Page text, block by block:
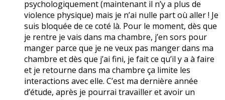
psychologiquement (maintenant il n’y a plus de
violence physique) mais je n’ai nulle part où aller ! Je
suis bloquée de ce coté là. Pour le moment, dès que
je rentre je vais dans ma chambre, j’en sors pour
manger parce que je ne veux pas manger dans ma
chambre et dès que j’ai fini, je fait ce qu’il y a à faire
et je retourne dans ma chambre ça limite les
interactions avec elle. C’est ma dernière année
d’étude, après je pourrai travailler et avoir un